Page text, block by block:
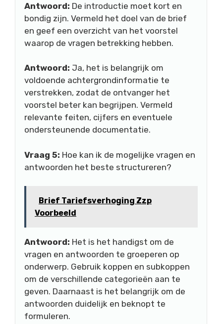
Antwoord: De introductie moet kort en
bondig zijn. Vermeld het doel van de brief
en geef een overzicht van het voorstel
waarop de vragen betrekking hebben.
Antwoord: Ja, het is belangrijk om
voldoende achtergrondinformatie te
verstrekken, zodat de ontvanger het
voorstel beter kan begrijpen. Vermeld
relevante feiten, cijfers en eventuele
ondersteunende documentatie.
Vraag 5: Hoe kan ik de mogelijke vragen en
antwoorden het beste structureren?
Brief Tariefsverhoging Zzp
Voorbeeld
Antwoord: Het is het handigst om de
vragen en antwoorden te groeperen op
onderwerp. Gebruik koppen en subkoppen
om de verschillende categorieën aan te
geven. Daarnaast is het belangrijk om de
antwoorden duidelijk en beknopt te
formuleren.